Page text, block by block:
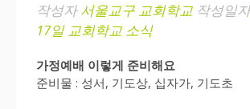
작성자서울교구 교회학교 작성일
17일 교회학교 소식
가정예배 이렇게 준비해요
준비물 : 성서, 기도상, 십자가, 기도초